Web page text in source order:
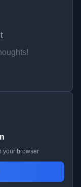
your browser